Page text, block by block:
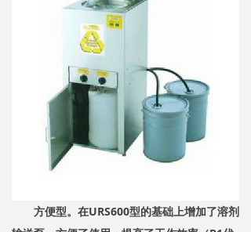
方便型。在URS600型的基础上增加了溶剂